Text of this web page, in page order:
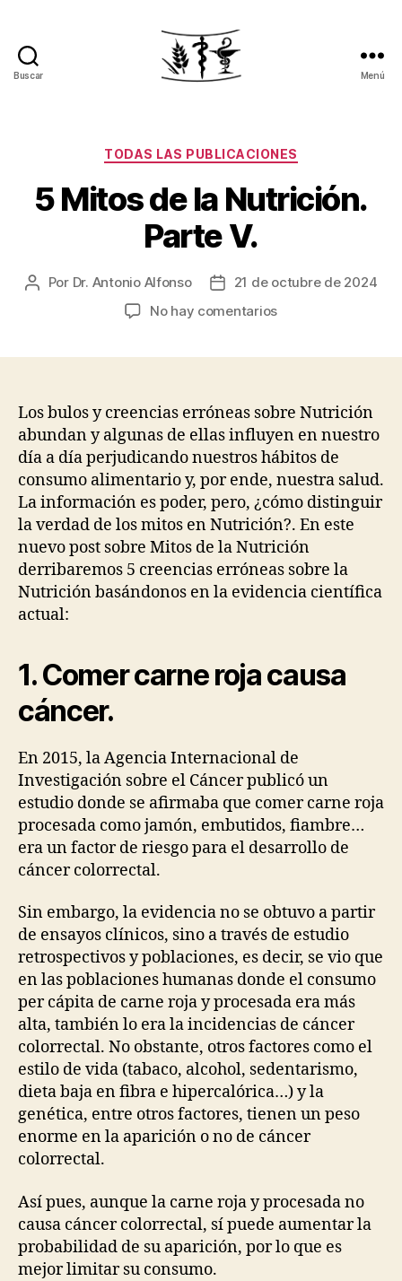
Buscar
tu
salud
Menú
Categorías
TODAS LAS PUBLICACIONES
5 Mitos de la Nutrición.
Parte V.
Autor
Por Dr. Antonio Alfonso
Fecha21 de octubre de 2024
No hay comentariosen
Nutrición.
Parte
V.
Los bulos y creencias erróneas sobre Nutrición
abundan y algunas de ellas influyen en nuestro
día a día perjudicando nuestros hábitos de
consumo alimentario y, por ende, nuestra salud.
La información es poder, pero, ¿cómo distinguir
la verdad de los mitos en Nutrición?. En este
nuevo post sobre Mitos de la Nutrición
derribaremos 5 creencias erróneas sobre la
Nutrición basándonos en la evidencia científica
actual:
1. Comer carne roja causa
cáncer.
En 2015, la Agencia Internacional de
Investigación sobre el Cáncer publicó un
estudio donde se afirmaba que comer carne roja
procesada como jamón, embutidos, fiambre…
era un factor de riesgo para el desarrollo de
cáncer colorrectal.
Sin embargo, la evidencia no se obtuvo a partir
de ensayos clínicos, sino a través de estudio
retrospectivos y poblaciones, es decir, se vio que
en las poblaciones humanas donde el consumo
per cápita de carne roja y procesada era más
alta, también lo era la incidencias de cáncer
colorrectal. No obstante, otros factores como el
estilo de vida (tabaco, alcohol, sedentarismo,
dieta baja en fibra e hipercalórica…) y la
genética, entre otros factores, tienen un peso
enorme en la aparición o no de cáncer
colorrectal.
Así pues, aunque la carne roja y procesada no
causa cáncer colorrectal, sí puede aumentar la
probabilidad de su aparición, por lo que es
mejor limitar su consumo.